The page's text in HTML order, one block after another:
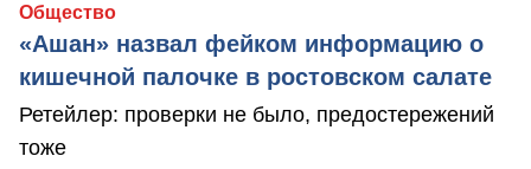
Общество
«Ашан» назвал фейком информацию о
кишечной палочке в ростовском салате
Ретейлер: проверки не было, предостережений
тоже